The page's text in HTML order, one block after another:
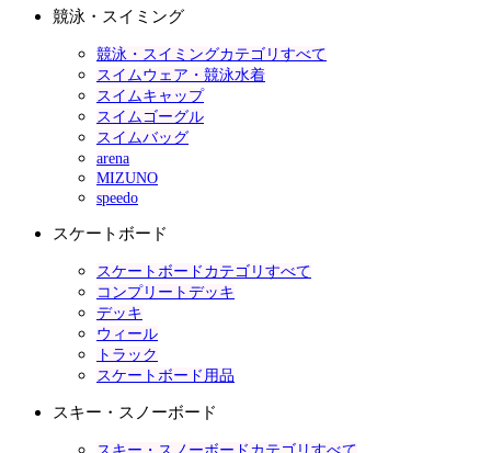
競泳・スイミング
競泳・スイミングカテゴリすべて
スイムウェア・競泳水着
スイムキャップ
スイムゴーグル
スイムバッグ
arena
MIZUNO
speedo
スケートボード
スケートボードカテゴリすべて
コンプリートデッキ
デッキ
ウィール
トラック
スケートボード用品
スキー・スノーボード